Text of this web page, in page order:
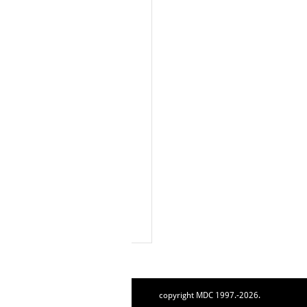
copyright MDC 1997.-2026.